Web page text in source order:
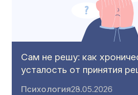
Сам не решу: как
усталость от принятия
Психология28.05.2026